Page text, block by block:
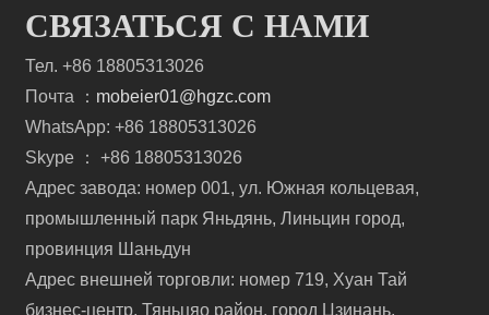
СВЯЗАТЬСЯ С НАМИ
Тел. +86 18805313026
Почта ： mobeier01@hgzc.com
WhatsApp: +86 18805313026
Skype ： +86 18805313026
Адрес завода: номер 001, ул. Южная кольцевая,
промышленный парк Яньдянь, Линьцин город,
провинция Шаньдун
Адрес внешней торговли: номер 719, Хуан Тай
бизнес-центр, Тяньцяо район, город Цзинань,